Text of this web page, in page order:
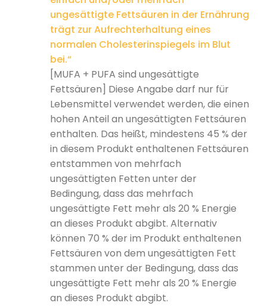
ungesättigte Fettsäuren in der Ernährung
trägt zur Aufrechterhaltung eines
normalen Cholesterinspiegels im Blut
bei.“
[MUFA + PUFA sind ungesättigte
Fettsäuren] Diese Angabe darf nur für
Lebensmittel verwendet werden, die einen
hohen Anteil an ungesättigten Fettsäuren
enthalten. Das heißt, mindestens 45 % der
in diesem Produkt enthaltenen Fettsäuren
entstammen von mehrfach
ungesättigten Fetten unter der
Bedingung, dass das mehrfach
ungesättigte Fett mehr als 20 % Energie
an dieses Produkt abgibt. Alternativ
können 70 % der im Produkt enthaltenen
Fettsäuren von dem ungesättigten Fett
stammen unter der Bedingung, dass das
ungesättigte Fett mehr als 20 % Energie
an dieses Produkt abgibt.